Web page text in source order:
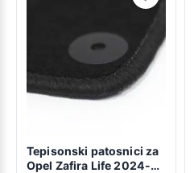
Tepisonski patosnici za
Opel Zafira Life 2024-